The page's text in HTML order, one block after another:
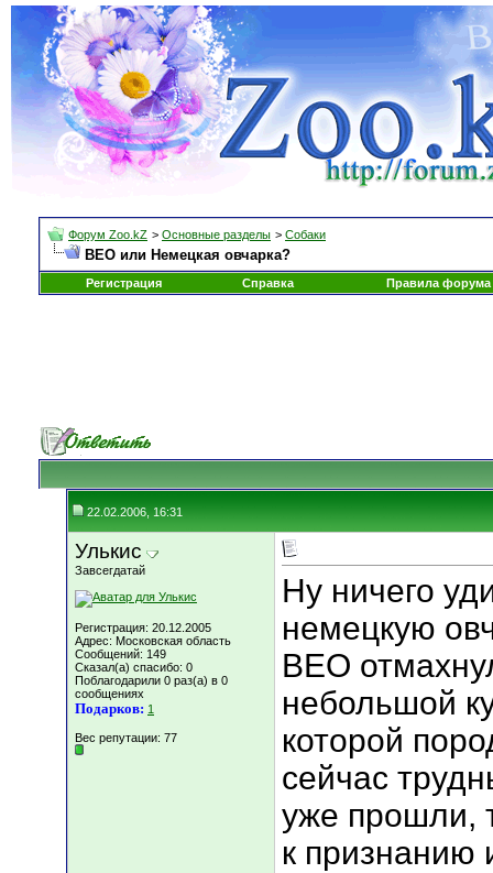
Форум Zoo.kZ > Основные разделы > Собаки
ВЕО или Немецкая овчарка?
Регистрация Справка Правила форума
22.02.2006, 16:31
Улькис
Завсегдатай
Регистрация: 20.12.2005
Адрес: Московская область
Сообщений: 149
Сказал(а) спасибо: 0
Поблагодарили 0 раз(а) в 0
сообщениях
Подарков: 1
Вес репутации: 77
Ну ничего
немецкую
ВЕО
небольшой
которой
сейчас
уже прошли,
к признанию